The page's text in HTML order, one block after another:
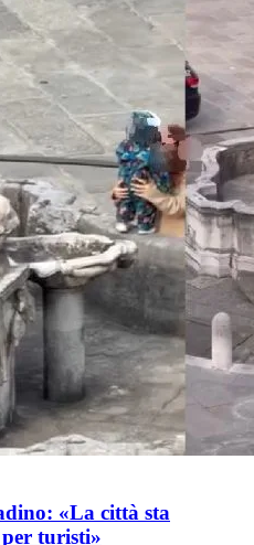
«La città sta
turisti»